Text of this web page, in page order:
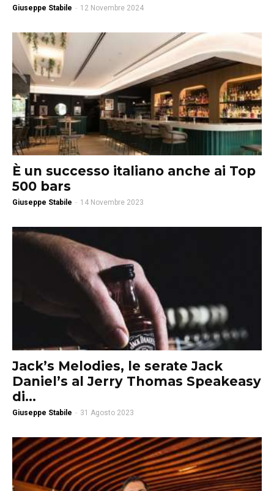
Giuseppe Stabile - 12 Novembre 2024
È un successo italiano anche ai Top
500 bars
Giuseppe Stabile - 14 Novembre 2023
Jack’s Melodies, le serate Jack
Daniel’s al Jerry Thomas Speakeasy
di...
Giuseppe Stabile - 31 Agosto 2023